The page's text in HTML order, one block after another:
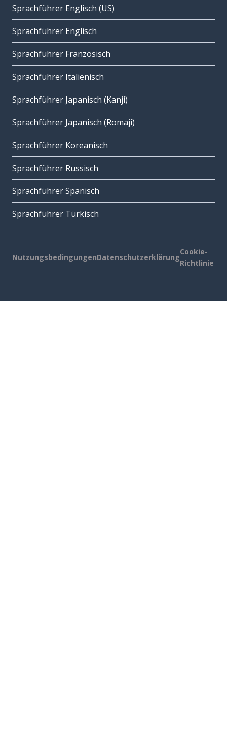
Sprachführer Englisch (US)
Sprachführer Englisch
Sprachführer Französisch
Sprachführer Italienisch
Sprachführer Japanisch (Kanji)
Sprachführer Japanisch (Romaji)
Sprachführer Koreanisch
Sprachführer Russisch
Sprachführer Spanisch
Sprachführer Türkisch
NutzungsbedingungenDatenschutzerklärung
Cookie-
Richtlinie